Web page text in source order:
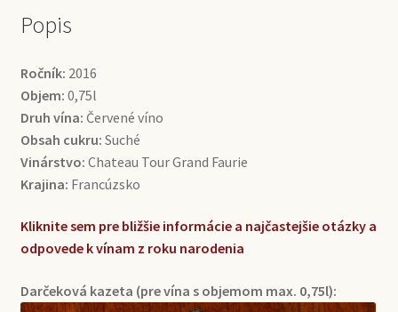
Popis
Ročník: 2016
Objem: 0,75l
Druh vína: Červené víno
Obsah cukru: Suché
Vinárstvo: Chateau Tour Grand Faurie
Krajina: Francúzsko
Kliknite sem pre bližšie informácie a najčastejšie otázky a
odpovede k vínam z roku narodenia
Darčeková kazeta (pre vína s objemom max. 0,75l):